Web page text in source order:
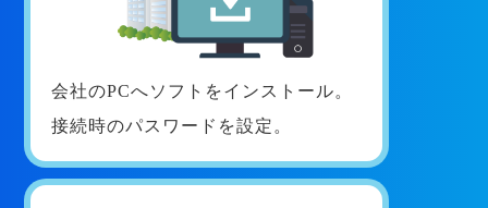
会社のPCへソフトをインストール。
接続時のパスワードを設定。